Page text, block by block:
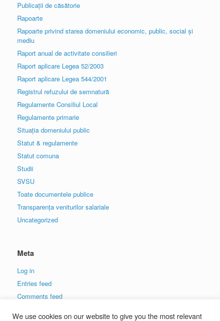
Publicații de căsătorie
Rapoarte
Rapoarte privind starea domeniului economic, public, social și
mediu
Raport anual de activitate consilieri
Raport aplicare Legea 52/2003
Raport aplicare Legea 544/2001
Registrul refuzului de semnatură
Regulamente Consiliul Local
Regulamente primarie
Situația domeniului public
Statut & regulamente
Statut comuna
Studii
SVSU
Toate documentele publice
Transparența veniturilor salariale
Uncategorized
Meta
Log in
Entries feed
Comments feed
We use cookies on our website to give you the most relevant